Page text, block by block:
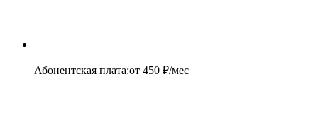
Абонентская плата:от 450 ₽/мес